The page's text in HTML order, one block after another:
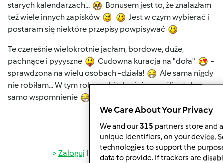
starych kalendarzach...
Bonusem jest to, że znalazłam
też wiele innych zapisków
Jest w czym wybierać i
postaram się niektóre przepisy powpisywać
Te czereśnie wielokrotnie jadłam, bordowe, duże,
pachnące i pyyyszne
Cudowna kuracja na "doła"
-
sprawdzona na wielu osobach -działa!
Ale sama nigdy
nie robiłam... W tym roku zrobię, bo już mam ślinotok na
samo wspomnienie
Góra strony
Zaloguj lub zarejestruj sięaby dodawać
We Care About Your Privacy
We and our315 partners store and
unique identifiers, on your device.
technologies to support the
data to provide. If trackers are